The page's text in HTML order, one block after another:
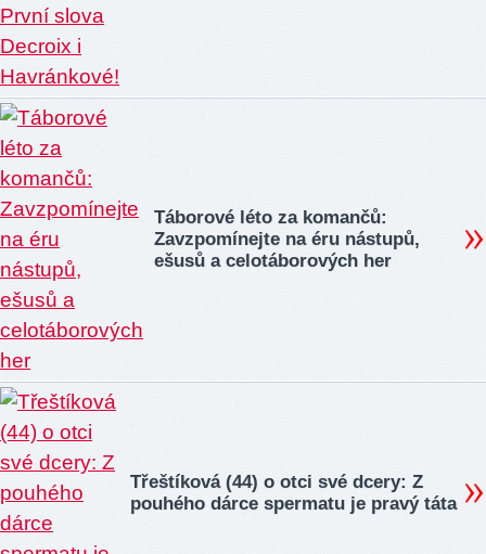
Táborové léto za komančů:
Zavzpomínejte na éru nástupů,
ešusů a celotáborových her
Třeštíková (44) o otci své dcery: Z
pouhého dárce spermatu je pravý táta